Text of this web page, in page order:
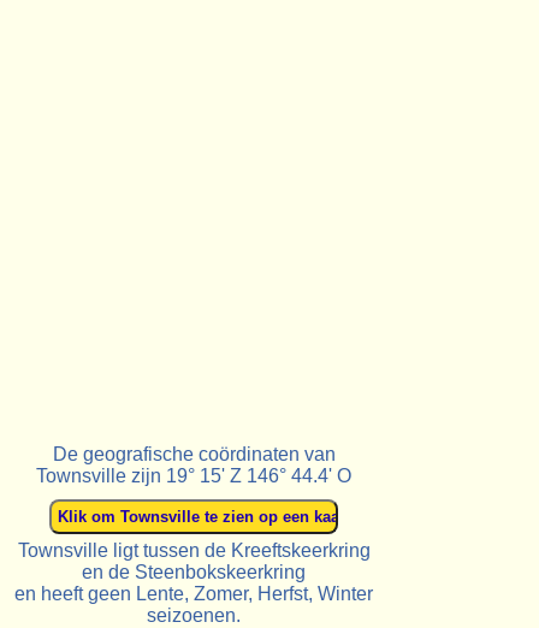
De geografische coördinaten van
Townsville zijn 19° 15' Z 146° 44.4' O
Townsville ligt tussen de Kreeftskeerkring
en de Steenbokskeerkring
en heeft geen Lente, Zomer, Herfst, Winter
seizoenen.